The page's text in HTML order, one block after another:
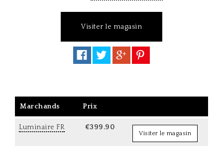
Visiter le magasin
Marchands Prix
Luminaire FR €399.90
Visiter le magasin